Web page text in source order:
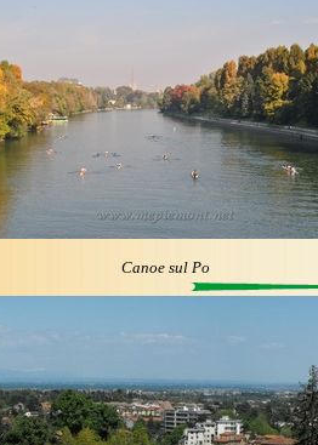
Canoe sul Po